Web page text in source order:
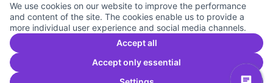
We use cookies on our website to improve the performance
and content of the site. The cookies enable us to provide a
more individual user experience and social media channels.
Accept all
Accept only essential
Cookie settings
Comunitat Canòdrom at Facebook
(External link)
Comunitat Canòdrom at Instagram
(External link)
Comunitat Canòdrom at YouTube
(External link)
English
Triar la llenguaElegir el idiomaChoose language